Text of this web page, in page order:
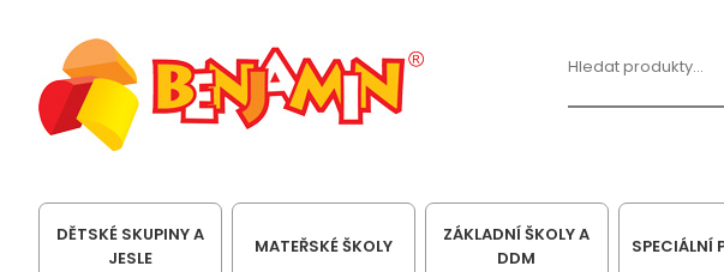
Hledat:
DĚTSKÉ SKUPINY A
JESLE
MATEŘSKÉ ŠKOLY
ZÁKLADNÍ ŠKOLY A
DDM
SPECIÁLNÍ